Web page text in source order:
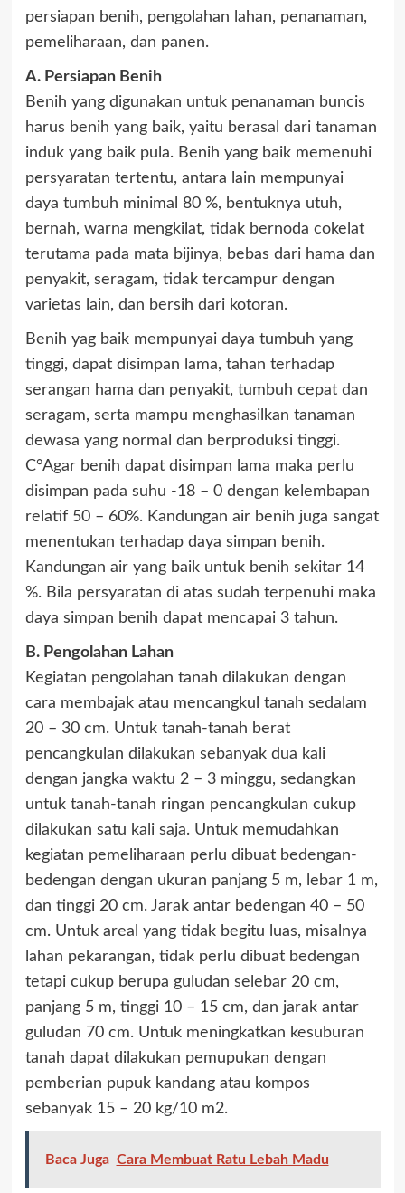
persiapan benih, pengolahan lahan, penanaman,
pemeliharaan, dan panen.
A. Persiapan Benih
Benih yang digunakan untuk penanaman buncis
harus benih yang baik, yaitu berasal dari tanaman
induk yang baik pula. Benih yang baik memenuhi
persyaratan tertentu, antara lain mempunyai
daya tumbuh minimal 80 %, bentuknya utuh,
bernah, warna mengkilat, tidak bernoda cokelat
terutama pada mata bijinya, bebas dari hama dan
penyakit, seragam, tidak tercampur dengan
varietas lain, dan bersih dari kotoran.
Benih yag baik mempunyai daya tumbuh yang
tinggi, dapat disimpan lama, tahan terhadap
serangan hama dan penyakit, tumbuh cepat dan
seragam, serta mampu menghasilkan tanaman
dewasa yang normal dan berproduksi tinggi.
C°Agar benih dapat disimpan lama maka perlu
disimpan pada suhu -18 – 0 dengan kelembapan
relatif 50 – 60%. Kandungan air benih juga sangat
menentukan terhadap daya simpan benih.
Kandungan air yang baik untuk benih sekitar 14
%. Bila persyaratan di atas sudah terpenuhi maka
daya simpan benih dapat mencapai 3 tahun.
B. Pengolahan Lahan
Kegiatan pengolahan tanah dilakukan dengan
cara membajak atau mencangkul tanah sedalam
20 – 30 cm. Untuk tanah-tanah berat
pencangkulan dilakukan sebanyak dua kali
dengan jangka waktu 2 – 3 minggu, sedangkan
untuk tanah-tanah ringan pencangkulan cukup
dilakukan satu kali saja. Untuk memudahkan
kegiatan pemeliharaan perlu dibuat bedengan-
bedengan dengan ukuran panjang 5 m, lebar 1 m,
dan tinggi 20 cm. Jarak antar bedengan 40 – 50
cm. Untuk areal yang tidak begitu luas, misalnya
lahan pekarangan, tidak perlu dibuat bedengan
tetapi cukup berupa guludan selebar 20 cm,
panjang 5 m, tinggi 10 – 15 cm, dan jarak antar
guludan 70 cm. Untuk meningkatkan kesuburan
tanah dapat dilakukan pemupukan dengan
pemberian pupuk kandang atau kompos
sebanyak 15 – 20 kg/10 m2.
Baca Juga Cara Membuat Ratu Lebah Madu